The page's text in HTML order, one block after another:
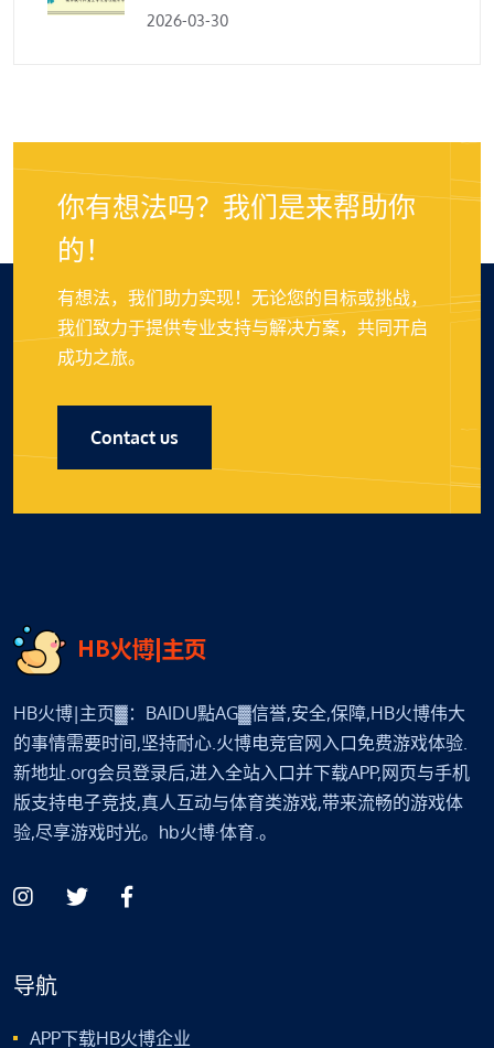
2026-03-30
你有想法吗？我们是来帮助你
的！
有想法，我们助力实现！无论您的目标或挑战，
我们致力于提供专业支持与解决方案，共同开启
成功之旅。
Contact us
HB火博|主页▓：BAIDU點AG▓信誉,安全,保障,HB火博伟大
的事情需要时间,坚持耐心.火博电竞官网入口免费游戏体验.
新地址.org会员登录后,进入全站入口并下载APP,网页与手机
版支持电子竞技,真人互动与体育类游戏,带来流畅的游戏体
验,尽享游戏时光。hb火博·体育.。
导航
APP下载HB火博企业